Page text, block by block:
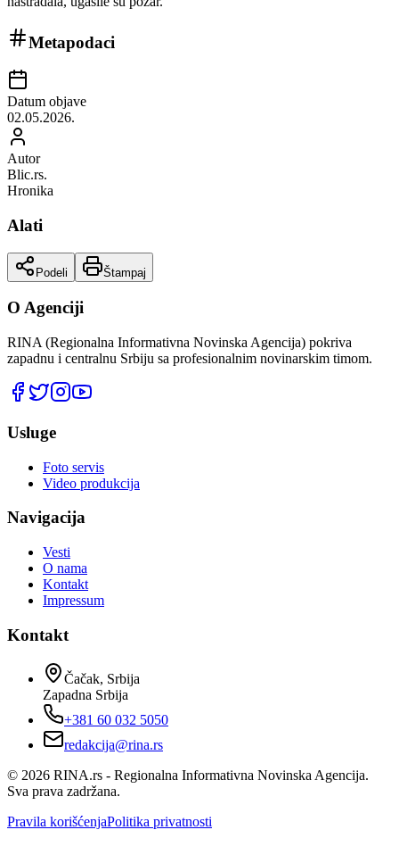
Metapodaci
Datum objave
02.05.2026.
Autor
Blic.rs.
Hronika
Alati
Podeli Štampaj
O Agenciji
RINA (Regionalna Informativna Novinska Agencija) pokriva
zapadnu i centralnu Srbiju sa profesionalnim novinarskim timom.
Usluge
Foto servis
Video produkcija
Navigacija
Vesti
O nama
Kontakt
Impressum
Kontakt
Čačak, Srbija
Zapadna Srbija
+381 60 032 5050
redakcija@rina.rs
© 2026 RINA.rs - Regionalna Informativna Novinska Agencija.
Sva prava zadržana.
Pravila korišćenjaPolitika privatnosti